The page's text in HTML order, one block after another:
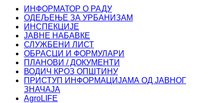
ИНФОРМАТОР О РАДУ
ОДЕЉЕЊЕ ЗА УРБАНИЗАМ
ИНСПЕКЦИЈЕ
ЈАВНЕ НАБАВКЕ
СЛУЖБЕНИ ЛИСТ
ОБРАСЦИ И ФОРМУЛАРИ
ПЛАНОВИ / ДОКУМЕНТИ
ВОДИЧ КРОЗ ОПШТИНУ
ПРИСТУП ИНФОРМАЦИЈАМА ОД ЈАВНОГ
ЗНАЧАЈА
AgroLIFE